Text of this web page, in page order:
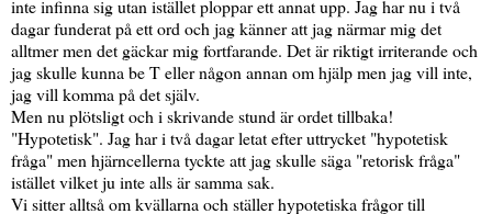
inte infinna sig utan istället ploppar ett annat upp. Jag har nu i två
dagar funderat på ett ord och jag känner att jag närmar mig det
alltmer men det gäckar mig fortfarande. Det är riktigt irriterande och
jag skulle kunna be T eller någon annan om hjälp men jag vill inte,
jag vill komma på det själv.
Men nu plötsligt och i skrivande stund är ordet tillbaka!
"Hypotetisk". Jag har i två dagar letat efter uttrycket "hypotetisk
fråga" men hjärncellerna tyckte att jag skulle säga "retorisk fråga"
istället vilket ju inte alls är samma sak.
Vi sitter alltså om kvällarna och ställer hypotetiska frågor till